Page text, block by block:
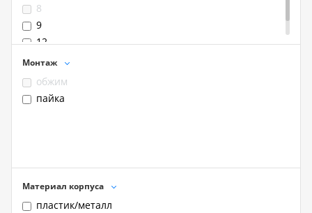
8
9
12
Монтаж
обжим
пайка
Материал корпуса
пластик/металл